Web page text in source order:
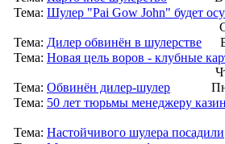
Тема: Шулер "Pai Gow John" будет
Тема: Дилер обвинён в шулерстве
Тема: Новая цель воров - клубные
Тема: Обвинён дилер-шулер
Тема: 50 лет тюрьмы менеджеру
Тема: Настойчивого шулера посадили